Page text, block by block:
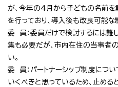
が、今年の4月から子どもの名前を
を行っており、導入後も改良可能な
委 員：委員だけで検討するには難
集も必要だが、市内在住の当事者
い。
委 員：パートナーシップ制度につ
いくべきと思っているため、止める